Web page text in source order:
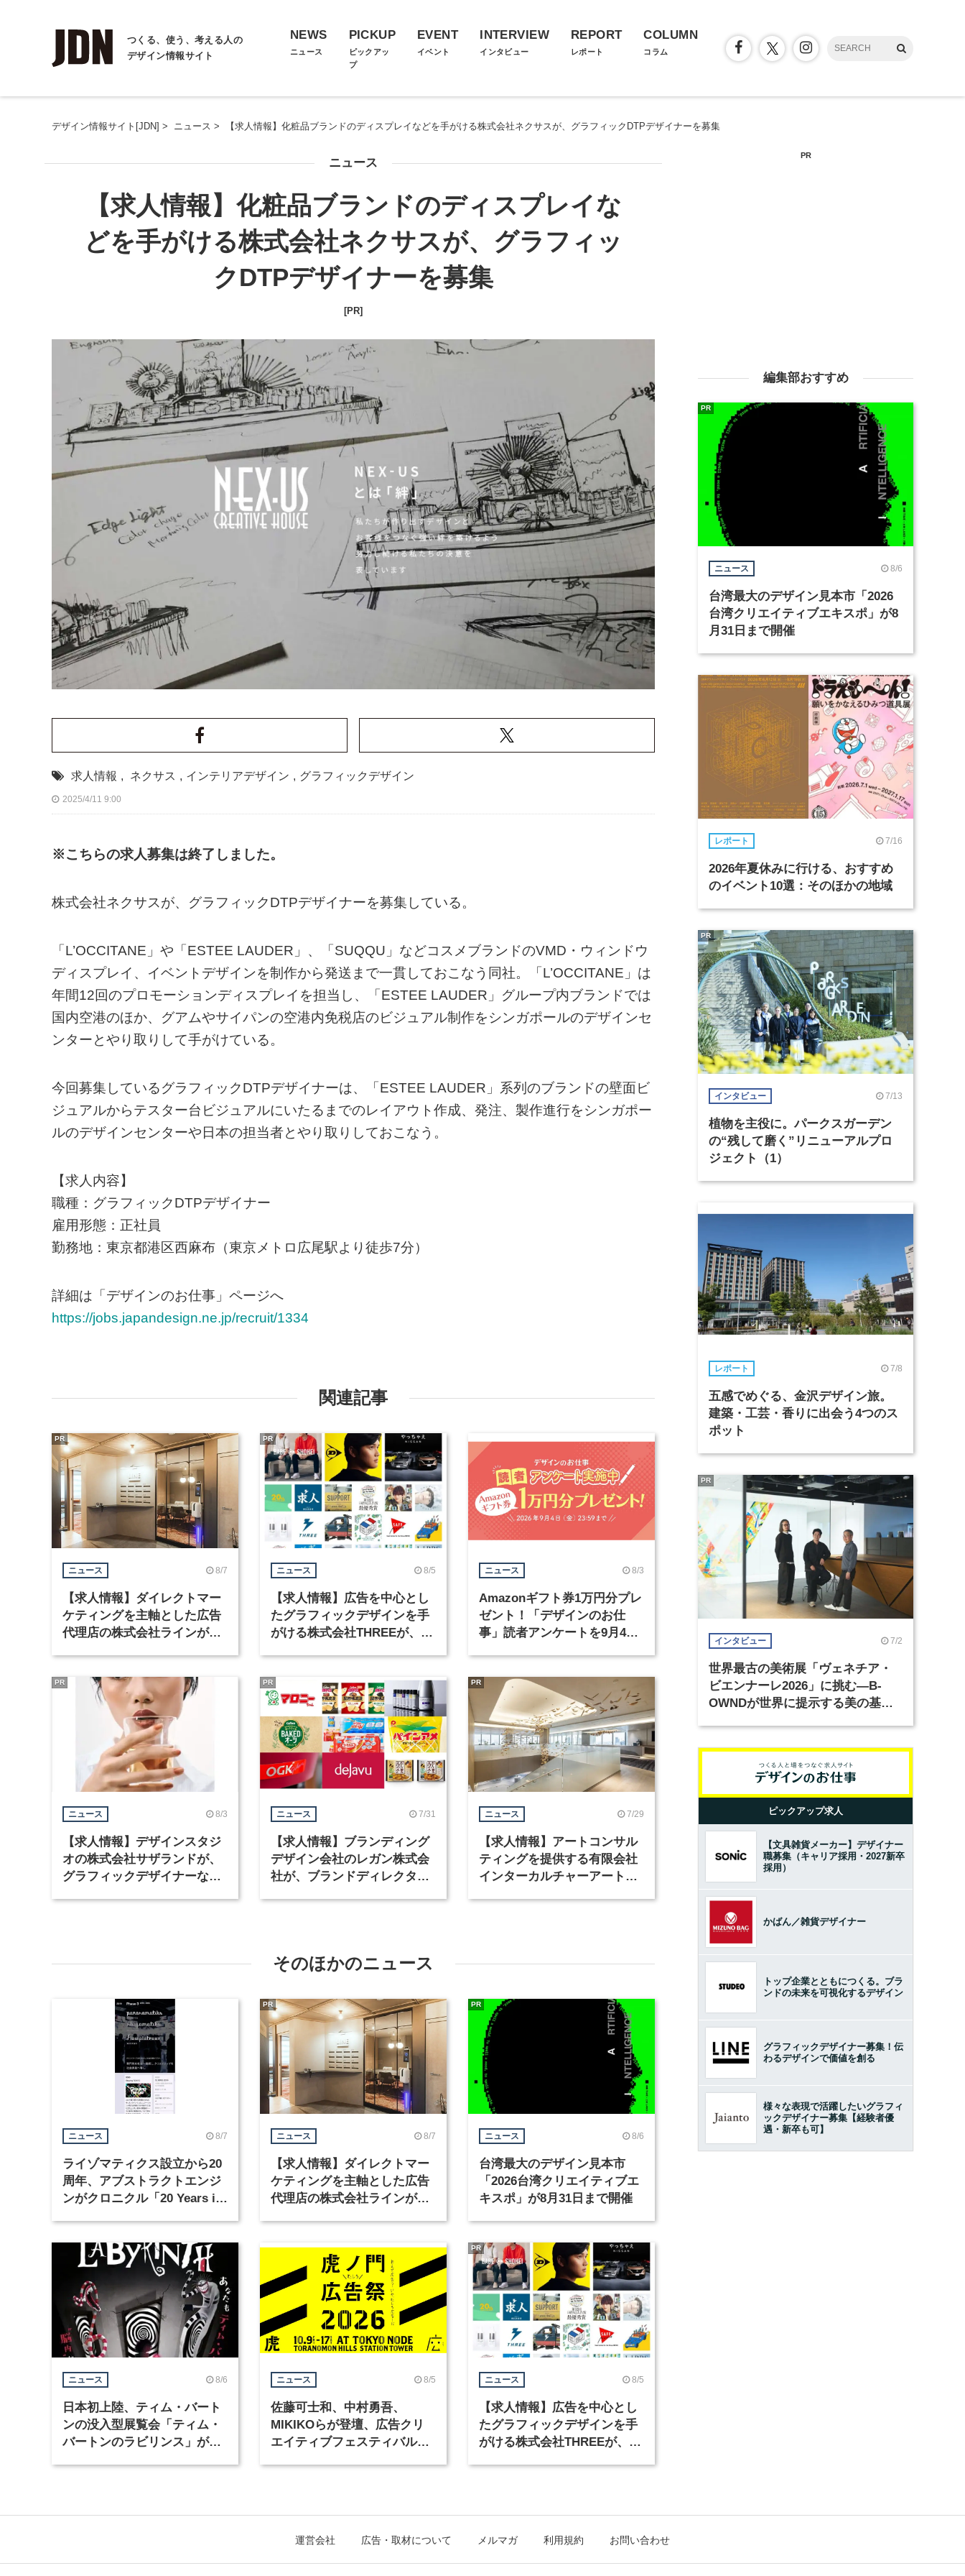
つくる、使う、考える人の
デザイン情報サイト
NEWS
ニュース
PICKUP
ピックアッ
プ
EVENT
イベント
INTERVIEW
インタビュー
REPORT
レポート
COLUMN
コラム
デザイン情報サイト[JDN] > ニュース > 【求人情報】化粧品ブランドのディスプレイなどを手がける株式会社ネクサスが、グラフィックDTPデザイナーを募集
ニュース
【求人情報】化粧品ブランドのディスプレイな
どを手がける株式会社ネクサスが、グラフィッ
クDTPデザイナーを募集
[PR]
求人情報 , ネクサス , インテリアデザイン , グラフィックデザイン
2025/4/11 9:00
※こちらの求人募集は終了しました。
株式会社ネクサスが、グラフィックDTPデザイナーを募集している。
「L’OCCITANE」や「ESTEE LAUDER」、「SUQQU」などコスメブランドのVMD・ウィンドウ
ディスプレイ、イベントデザインを制作から発送まで一貫しておこなう同社。「L’OCCITANE」は
年間12回のプロモーションディスプレイを担当し、「ESTEE LAUDER」グループ内ブランドでは
国内空港のほか、グアムやサイパンの空港内免税店のビジュアル制作をシンガポールのデザインセ
ンターとやり取りして手がけている。
今回募集しているグラフィックDTPデザイナーは、「ESTEE LAUDER」系列のブランドの壁面ビ
ジュアルからテスター台ビジュアルにいたるまでのレイアウト作成、発注、製作進行をシンガポー
ルのデザインセンターや日本の担当者とやり取りしておこなう。
【求人内容】
職種：グラフィックDTPデザイナー
雇用形態：正社員
勤務地：東京都港区西麻布（東京メトロ広尾駅より徒歩7分）
詳細は「デザインのお仕事」ページへ
https://jobs.japandesign.ne.jp/recruit/1334
関連記事
ニュース 8/7
【求人情報】ダイレクトマー
ケティングを主軸とした広告
代理店の株式会社ラインが、
PR
ニュース 8/5
【求人情報】広告を中心とし
たグラフィックデザインを手
がける株式会社THREEが、グ
PR
ニュース 8/3
Amazonギフト券1万円分プレ
ゼント！「デザインのお仕
事」読者アンケートを9月4日
ニュース 8/3
【求人情報】デザインスタジ
オの株式会社サザランドが、
グラフィックデザイナーなど2
PR
ニュース 7/31
【求人情報】ブランディング
デザイン会社のレガン株式会
社が、ブランドディレクター
PR
ニュース 7/29
【求人情報】アートコンサル
ティングを提供する有限会社
インターカルチャーアート
PR
そのほかのニュース
ニュース 8/7
ライゾマティクス設立から20
周年、アブストラクトエンジ
ンがクロニクル「20 Years in
ニュース 8/7
【求人情報】ダイレクトマー
ケティングを主軸とした広告
代理店の株式会社ラインが、
PR
ニュース 8/6
台湾最大のデザイン見本市
「2026台湾クリエイティブエ
キスポ」が8月31日まで開催
PR
ニュース 8/6
日本初上陸、ティム・バート
ンの没入型展覧会「ティム・
バートンのラビリンス」が東
ニュース 8/5
佐藤可士和、中村勇吾、
MIKIKOらが登壇、広告クリ
エイティブフェスティバル
ニュース 8/5
【求人情報】広告を中心とし
たグラフィックデザインを手
がける株式会社THREEが、グ
PR
PR
編集部おすすめ
ニュース 8/6
台湾最大のデザイン見本市「2026
台湾クリエイティブエキスポ」が8
月31日まで開催
PR
レポート 7/16
2026年夏休みに行ける、おすすめ
のイベント10選：そのほかの地域
インタビュー 7/13
植物を主役に。パークスガーデン
の“残して磨く”リニューアルプロ
ジェクト（1）
PR
レポート 7/8
五感でめぐる、金沢デザイン旅。
建築・工芸・香りに出会う4つのス
ポット
インタビュー 7/2
世界最古の美術展「ヴェネチア・
ビエンナーレ2026」に挑む―B-
OWNDが世界に提示する美の基準
PR
ピックアップ求人
【文具雑貨メーカー】デザイナー
職募集（キャリア採用・2027新卒
採用）
かばん／雑貨デザイナー
トップ企業とともにつくる。ブラ
ンドの未来を可視化するデザイン
グラフィックデザイナー募集！伝
わるデザインで価値を創る
様々な表現で活躍したいグラフィ
ックデザイナー募集【経験者優
遇・新卒も可】
運営会社 広告・取材について メルマガ 利用規約 お問い合わせ